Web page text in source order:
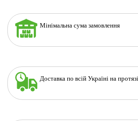
Мінімальна сума
Доставка по всій Україні на